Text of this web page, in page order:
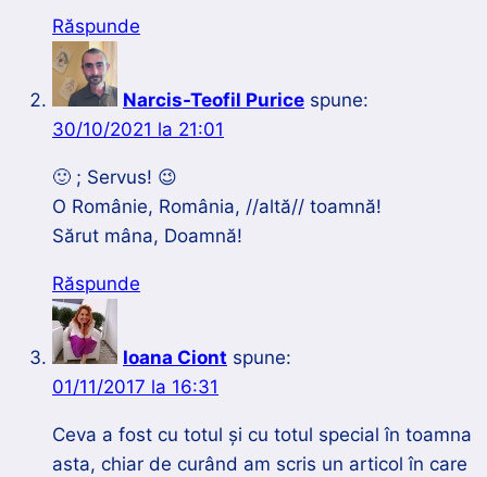
Răspunde
Narcis-Teofil Purice spune:
30/10/2021 la 21:01
🙂 ; Servus! 😉
O Românie, România, //altă// toamnă!
Sărut mâna, Doamnă!
Răspunde
Ioana Ciont spune:
01/11/2017 la 16:31
Ceva a fost cu totul și cu totul special în toamna
asta, chiar de curând am scris un articol în care